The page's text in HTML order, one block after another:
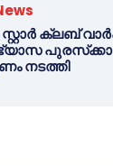
ക്ലബ്
നടത്തി